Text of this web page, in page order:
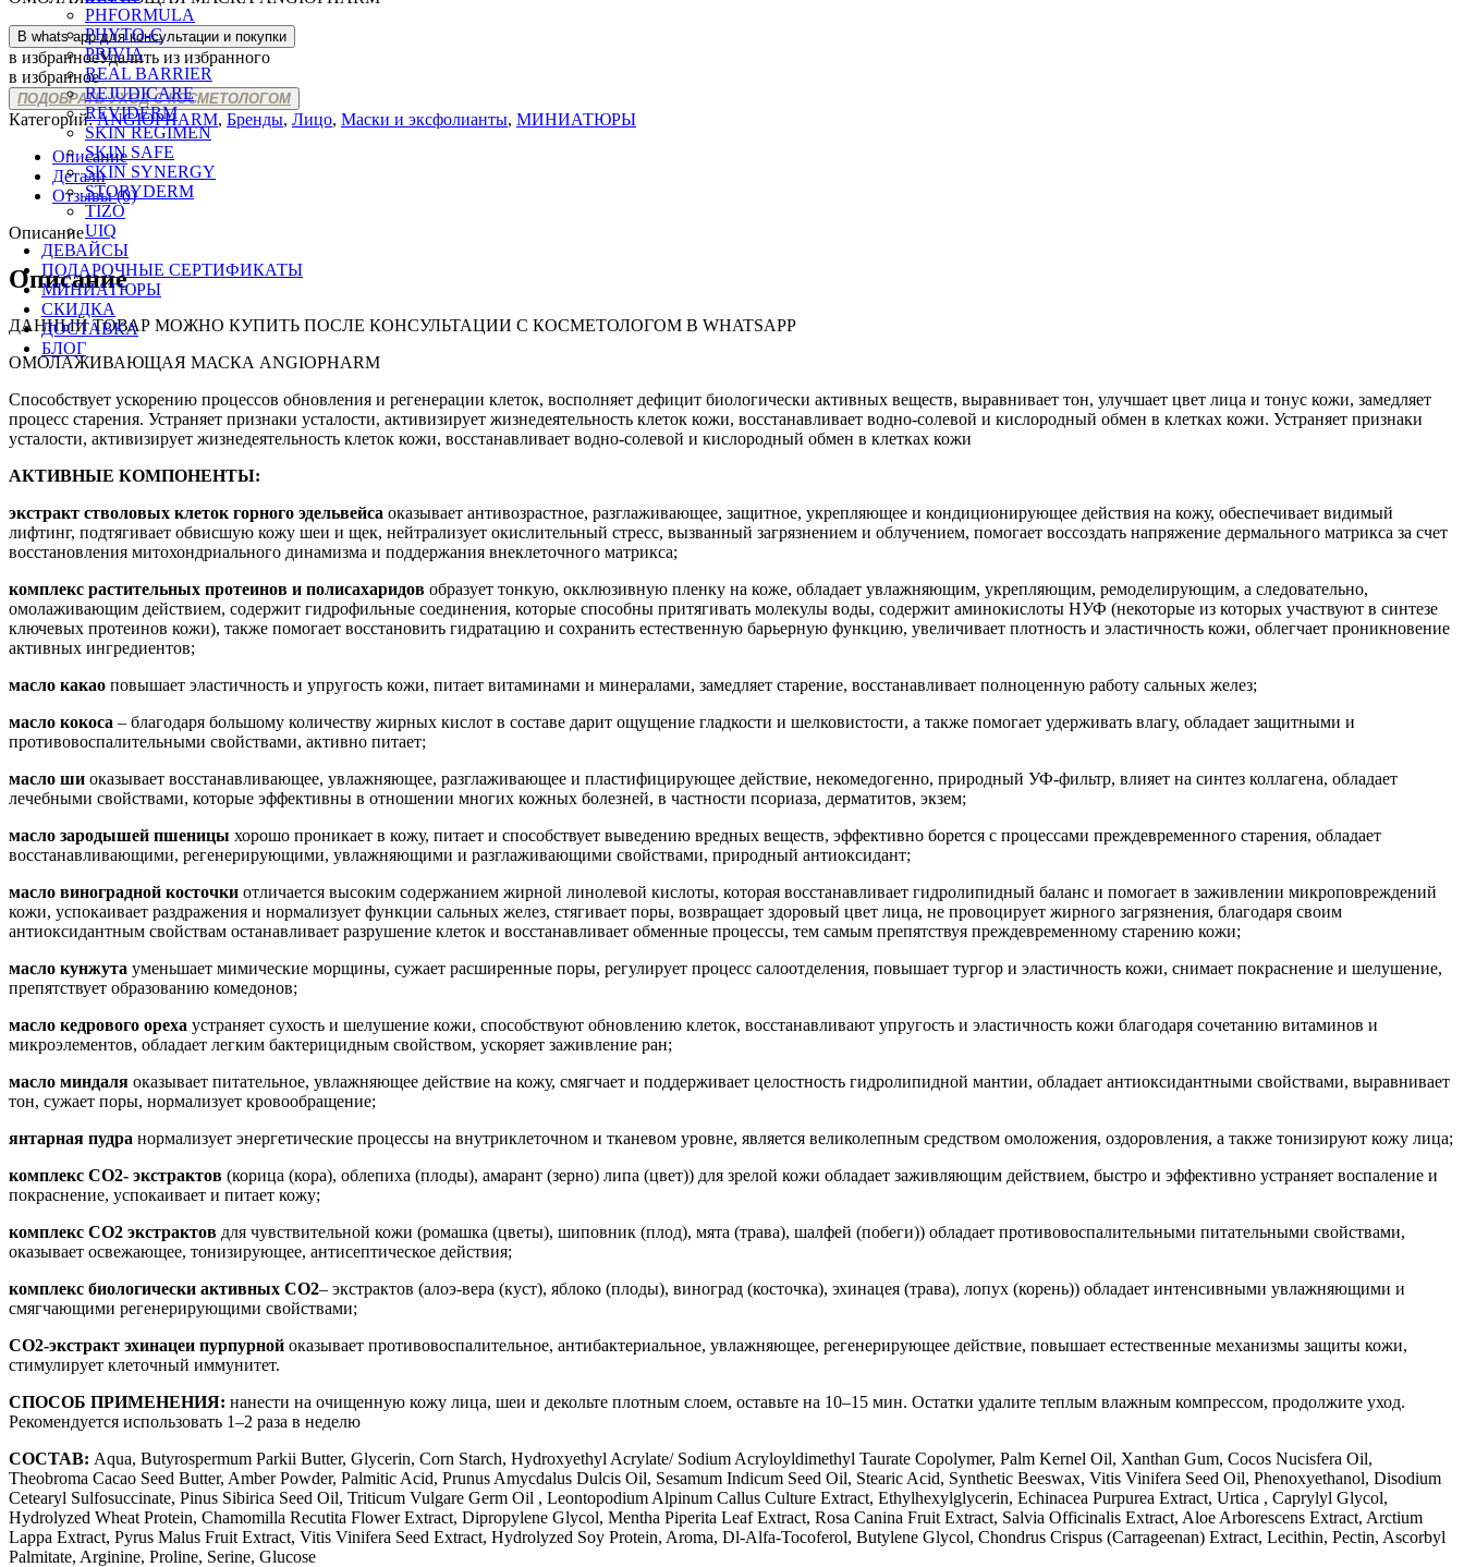
PHFORMULA
PHYTO-C
PRIVIA
REAL BARRIER
REJUDICARE
REVIDERM
SKIN REGIMEN
SKIN SAFE
SKIN SYNERGY
STORYDERM
TIZO
UIQ
ДЕВАЙСЫ
ПОДАРОЧНЫЕ СЕРТИФИКАТЫ
МИНИАТЮРЫ
СКИДКА
ДОСТАВКА
БЛОГ
В whats app для консультации и покупки
в избранноеУдалить из избранного
в избранное
ПОДОБРАТЬ УХОД С КОСМЕТОЛОГОМ
Категорий: ANGIOPHARM, Бренды, Лицо, Маски и эксфолианты, МИНИАТЮРЫ
Описание
Детали
Отзывы (0)
Описание
Описание
ДАННЫЙ ТОВАР МОЖНО КУПИТЬ ПОСЛЕ КОНСУЛЬТАЦИИ С КОСМЕТОЛОГОМ В WHATSAPP
ОМОЛАЖИВАЮЩАЯ МАСКА ANGIOPHARM
Способствует ускорению процессов обновления и регенерации клеток, восполняет дефицит биологически активных веществ, выравнивает тон, улучшает цвет лица и тонус кожи, замедляет
процесс старения. Устраняет признаки усталости, активизирует жизнедеятельность клеток кожи, восстанавливает водно-солевой и кислородный обмен в клетках кожи. Устраняет признаки
усталости, активизирует жизнедеятельность клеток кожи, восстанавливает водно-солевой и кислородный обмен в клетках кожи
АКТИВНЫЕ КОМПОНЕНТЫ:
экстракт стволовых клеток горного эдельвейса оказывает антивозрастное, разглаживающее, защитное, укрепляющее и кондиционирующее действия на кожу, обеспечивает видимый
лифтинг, подтягивает обвисшую кожу шеи и щек, нейтрализует окислительный стресс, вызванный загрязнением и облучением, помогает воссоздать напряжение дермального матрикса за счет
восстановления митохондриального динамизма и поддержания внеклеточного матрикса;
комплекс растительных протеинов и полисахаридов образует тонкую, окклюзивную пленку на коже, обладает увлажняющим, укрепляющим, ремоделирующим, а следовательно,
омолаживающим действием, содержит гидрофильные соединения, которые способны притягивать молекулы воды, содержит аминокислоты НУФ (некоторые из которых участвуют в синтезе
ключевых протеинов кожи), также помогает восстановить гидратацию и сохранить естественную барьерную функцию, увеличивает плотность и эластичность кожи, облегчает проникновение
активных ингредиентов;
масло какао повышает эластичность и упругость кожи, питает витаминами и минералами, замедляет старение, восстанавливает полноценную работу сальных желез;
масло кокоса – благодаря большому количеству жирных кислот в составе дарит ощущение гладкости и шелковистости, а также помогает удерживать влагу, обладает защитными и
противовоспалительными свойствами, активно питает;
масло ши оказывает восстанавливающее, увлажняющее, разглаживающее и пластифицирующее действие, некомедогенно, природный УФ-фильтр, влияет на синтез коллагена, обладает
лечебными свойствами, которые эффективны в отношении многих кожных болезней, в частности псориаза, дерматитов, экзем;
масло зародышей пшеницы хорошо проникает в кожу, питает и способствует выведению вредных веществ, эффективно борется с процессами преждевременного старения, обладает
восстанавливающими, регенерирующими, увлажняющими и разглаживающими свойствами, природный антиоксидант;
масло виноградной косточки отличается высоким содержанием жирной линолевой кислоты, которая восстанавливает гидролипидный баланс и помогает в заживлении микроповреждений
кожи, успокаивает раздражения и нормализует функции сальных желез, стягивает поры, возвращает здоровый цвет лица, не провоцирует жирного загрязнения, благодаря своим
антиоксидантным свойствам останавливает разрушение клеток и восстанавливает обменные процессы, тем самым препятствуя преждевременному старению кожи;
масло кунжута уменьшает мимические морщины, сужает расширенные поры, регулирует процесс салоотделения, повышает тургор и эластичность кожи, снимает покраснение и шелушение,
препятствует образованию комедонов;
масло кедрового ореха устраняет сухость и шелушение кожи, способствуют обновлению клеток, восстанавливают упругость и эластичность кожи благодаря сочетанию витаминов и
микроэлементов, обладает легким бактерицидным свойством, ускоряет заживление ран;
масло миндаля оказывает питательное, увлажняющее действие на кожу, смягчает и поддерживает целостность гидролипидной мантии, обладает антиоксидантными свойствами, выравнивает
тон, сужает поры, нормализует кровообращение;
янтарная пудра нормализует энергетические процессы на внутриклеточном и тканевом уровне, является великолепным средством омоложения, оздоровления, а также тонизируют кожу лица;
комплекс СО2- экстрактов (корица (кора), облепиха (плоды), амарант (зерно) липа (цвет)) для зрелой кожи обладает заживляющим действием, быстро и эффективно устраняет воспаление и
покраснение, успокаивает и питает кожу;
комплекс СО2 экстрактов для чувствительной кожи (ромашка (цветы), шиповник (плод), мята (трава), шалфей (побеги)) обладает противовоспалительными питательными свойствами,
оказывает освежающее, тонизирующее, антисептическое действия;
комплекс биологически активных СО2– экстрактов (алоэ-вера (куст), яблоко (плоды), виноград (косточка), эхинацея (трава), лопух (корень)) обладает интенсивными увлажняющими и
смягчающими регенерирующими свойствами;
СО2-экстракт эхинацеи пурпурной оказывает противовоспалительное, антибактериальное, увлажняющее, регенерирующее действие, повышает естественные механизмы защиты кожи,
стимулирует клеточный иммунитет.
СПОСОБ ПРИМЕНЕНИЯ: нанести на очищенную кожу лица, шеи и декольте плотным слоем, оставьте на 10–15 мин. Остатки удалите теплым влажным компрессом, продолжите уход.
Рекомендуется использовать 1–2 раза в неделю
СОСТАВ: Aqua, Butyrospermum Parkii Butter, Glycerin, Corn Starch, Hydroxyethyl Acrylate/ Sodium Acryloyldimethyl Taurate Copolymer, Palm Kernel Oil, Xanthan Gum, Cocos Nucisfera Oil,
Theobroma Cacao Seed Butter, Amber Powder, Palmitic Acid, Prunus Amycdalus Dulcis Oil, Sesamum Indicum Seed Oil, Stearic Acid, Synthetic Beeswax, Vitis Vinifera Seed Oil, Phenoxyethanol, Disodium
Cetearyl Sulfosuccinate, Pinus Sibirica Seed Oil, Triticum Vulgare Germ Oil , Leontopodium Alpinum Callus Culture Extract, Ethylhexylglycerin, Echinacea Purpurea Extract, Urtica , Caprylyl Glycol,
Hydrolyzed Wheat Protein, Chamomilla Recutita Flower Extract, Dipropylene Glycol, Mentha Piperita Leaf Extract, Rosa Canina Fruit Extract, Salvia Officinalis Extract, Aloe Arborescens Extract, Arctium
Lappa Extract, Pyrus Malus Fruit Extract, Vitis Vinifera Seed Extract, Hydrolyzed Soy Protein, Aroma, Dl-Alfa-Tocoferol, Butylene Glycol, Chondrus Crispus (Carrageenan) Extract, Lecithin, Pectin, Ascorbyl
Palmitate, Arginine, Proline, Serine, Glucose